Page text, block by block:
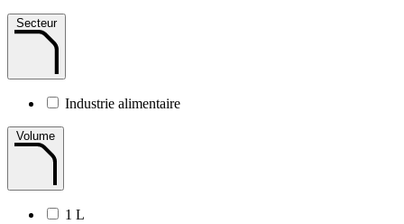
Secteur
Industrie alimentaire
Volume
1 L